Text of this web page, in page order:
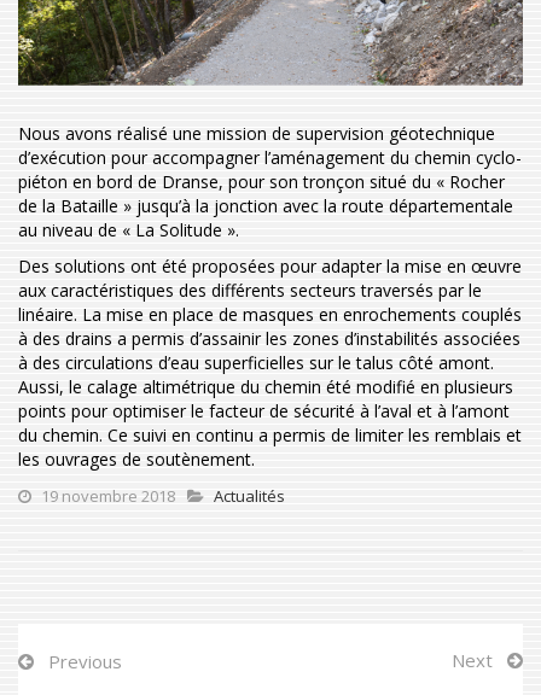
Nous avons réalisé une mission de supervision géotechnique
d’exécution pour accompagner l’aménagement du chemin cyclo-
piéton en bord de Dranse, pour son tronçon situé du « Rocher
de la Bataille » jusqu’à la jonction avec la route départementale
au niveau de « La Solitude ».
Des solutions ont été proposées pour adapter la mise en œuvre
aux caractéristiques des différents secteurs traversés par le
linéaire. La mise en place de masques en enrochements couplés
à des drains a permis d’assainir les zones d’instabilités associées
à des circulations d’eau superficielles sur le talus côté amont.
Aussi, le calage altimétrique du chemin été modifié en plusieurs
points pour optimiser le facteur de sécurité à l’aval et à l’amont
du chemin. Ce suivi en continu a permis de limiter les remblais et
les ouvrages de soutènement.
19 novembre 2018 Actualités
Previous Next